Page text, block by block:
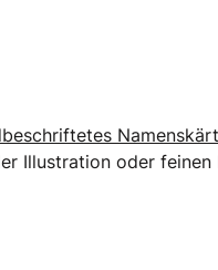
Illustration oder